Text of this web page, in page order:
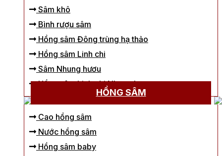
Sâm khô
Bình rượu sâm
Hồng sâm Đông trùng hạ thảo
Hồng sâm Linh chi
Sâm Nhung hươu
Hồng sâm Linh chi Nhung hươu
HỒNG SÂM
Cao hồng sâm
Nước hồng sâm
Hồng sâm baby